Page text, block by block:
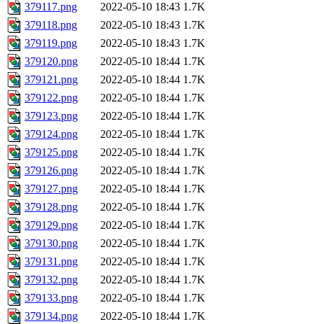
379117.png
2022-05-10 18:43 1.7K
379118.png
2022-05-10 18:43 1.7K
379119.png
2022-05-10 18:43 1.7K
379120.png
2022-05-10 18:44 1.7K
379121.png
2022-05-10 18:44 1.7K
379122.png
2022-05-10 18:44 1.7K
379123.png
2022-05-10 18:44 1.7K
379124.png
2022-05-10 18:44 1.7K
379125.png
2022-05-10 18:44 1.7K
379126.png
2022-05-10 18:44 1.7K
379127.png
2022-05-10 18:44 1.7K
379128.png
2022-05-10 18:44 1.7K
379129.png
2022-05-10 18:44 1.7K
379130.png
2022-05-10 18:44 1.7K
379131.png
2022-05-10 18:44 1.7K
379132.png
2022-05-10 18:44 1.7K
379133.png
2022-05-10 18:44 1.7K
379134.png
2022-05-10 18:44 1.7K